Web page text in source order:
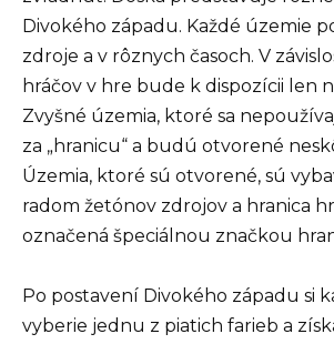
Divokého západu. Každé územie
zdroje a v rôznych časoch. V
hráčov v hre bude k dispozícii len
Zvyšné územia, ktoré sa
za „hranicu“ a budú otvorené
Územia, ktoré sú otvorené, sú
radom žetónov zdrojov a hranica
označená špeciálnou značkou
Po postavení Divokého západu si
vyberie jednu z piatich farieb a